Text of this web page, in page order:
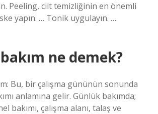
Peeling, cilt temizliğinin en önemli
yapın. … Tonik uygulayın. …
ne demek?
Bu, bir çalışma gününün sonunda
anlamına gelir. Günlük bakımda;
bakımı, çalışma alanı, talaş ve